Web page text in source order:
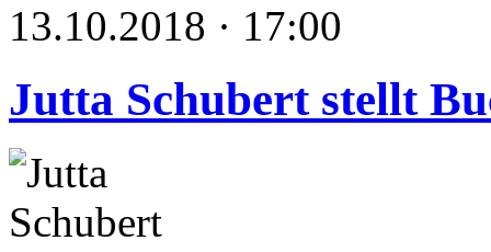
13.10.2018 · 17:00
Jutta Schubert stellt